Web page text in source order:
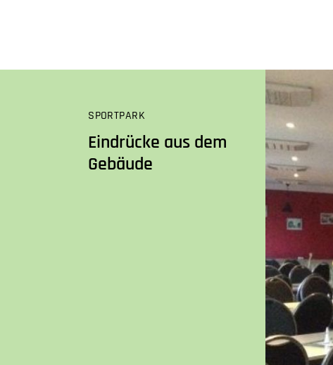
SPORTPARK
Eindrücke aus dem
Gebäude